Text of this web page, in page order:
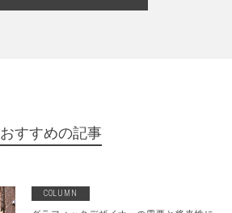
おすすめの記事
COLUMN